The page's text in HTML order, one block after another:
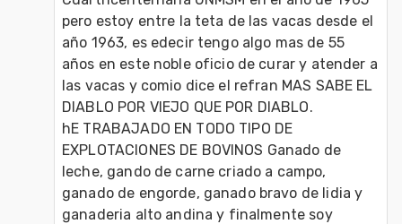
pero estoy entre la teta de las vacas desde el
año 1963, es edecir tengo algo mas de 55
años en este noble oficio de curar y atender a
las vacas y comio dice el refran MAS SABE EL
DIABLO POR VIEJO QUE POR DIABLO.
hE TRABAJADO EN TODO TIPO DE
EXPLOTACIONES DE BOVINOS Ganado de
leche, gando de carne criado a campo,
ganado de engorde, ganado bravo de lidia y
ganaderia alto andina y finalmente soy